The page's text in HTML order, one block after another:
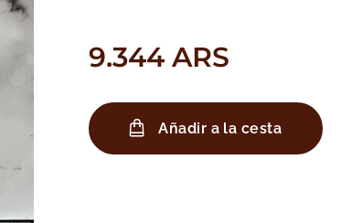
9.344 ARS
Añadir a la cesta